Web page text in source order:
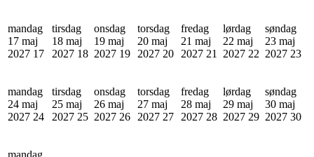
mandag
17 maj
2027 17
tirsdag
18 maj
2027 18
onsdag
19 maj
2027 19
torsdag
20 maj
2027 20
fredag
21 maj
2027 21
lørdag
22 maj
2027 22
søndag
23 maj
2027 23
mandag
24 maj
2027 24
tirsdag
25 maj
2027 25
onsdag
26 maj
2027 26
torsdag
27 maj
2027 27
fredag
28 maj
2027 28
lørdag
29 maj
2027 29
søndag
30 maj
2027 30
mandag